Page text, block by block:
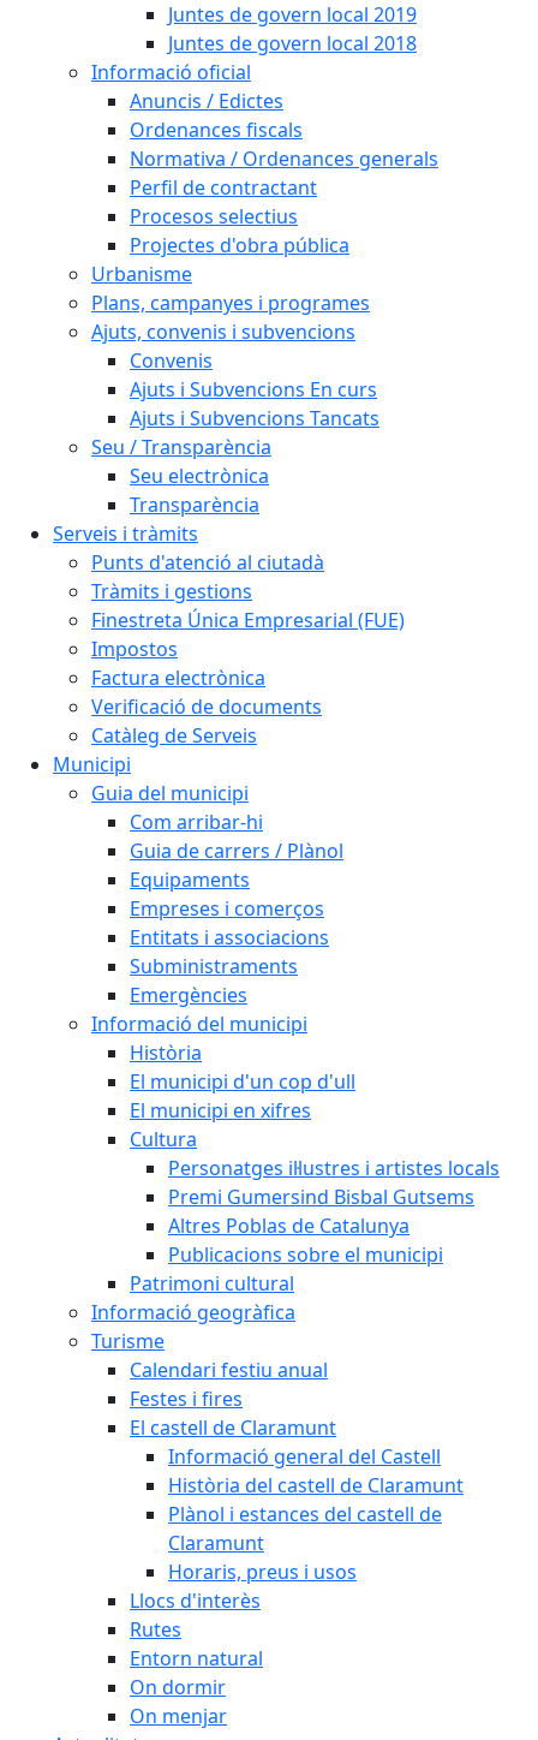
Juntes de govern local 2019
Juntes de govern local 2018
Informació oficial
Anuncis / Edictes
Ordenances fiscals
Normativa / Ordenances generals
Perfil de contractant
Procesos selectius
Projectes d'obra pública
Urbanisme
Plans, campanyes i programes
Ajuts, convenis i subvencions
Convenis
Ajuts i Subvencions En curs
Ajuts i Subvencions Tancats
Seu / Transparència
Seu electrònica
Transparència
Serveis i tràmits
Punts d'atenció al ciutadà
Tràmits i gestions
Finestreta Única Empresarial (FUE)
Impostos
Factura electrònica
Verificació de documents
Catàleg de Serveis
Municipi
Guia del municipi
Com arribar-hi
Guia de carrers / Plànol
Equipaments
Empreses i comerços
Entitats i associacions
Subministraments
Emergències
Informació del municipi
Història
El municipi d'un cop d'ull
El municipi en xifres
Cultura
Personatges il·lustres i artistes locals
Premi Gumersind Bisbal Gutsems
Altres Poblas de Catalunya
Publicacions sobre el municipi
Patrimoni cultural
Informació geogràfica
Turisme
Calendari festiu anual
Festes i fires
El castell de Claramunt
Informació general del Castell
Història del castell de Claramunt
Plànol i estances del castell de
Claramunt
Horaris, preus i usos
Llocs d'interès
Rutes
Entorn natural
On dormir
On menjar